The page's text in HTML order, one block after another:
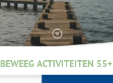
BEWEEG ACTIVITEITEN 55+